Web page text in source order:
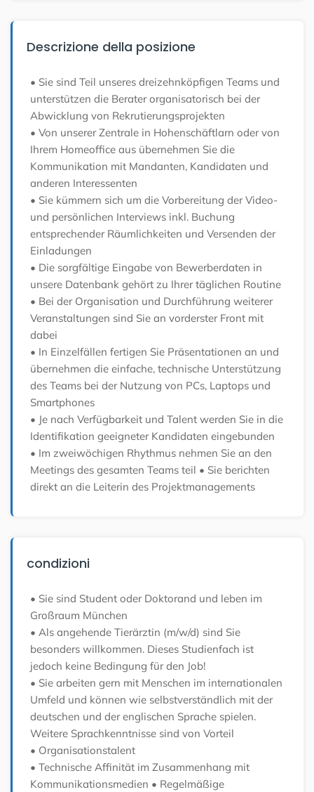
Descrizione della posizione
• Sie sind Teil unseres dreizehnköpfigen Teams und
unterstützen die Berater organisatorisch bei der
Abwicklung von Rekrutierungsprojekten
• Von unserer Zentrale in Hohenschäftlarn oder von
Ihrem Homeoffice aus übernehmen Sie die
Kommunikation mit Mandanten, Kandidaten und
anderen Interessenten
• Sie kümmern sich um die Vorbereitung der Video-
und persönlichen Interviews inkl. Buchung
entsprechender Räumlichkeiten und Versenden der
Einladungen
• Die sorgfältige Eingabe von Bewerberdaten in
unsere Datenbank gehört zu Ihrer täglichen Routine
• Bei der Organisation und Durchführung weiterer
Veranstaltungen sind Sie an vorderster Front mit
dabei
• In Einzelfällen fertigen Sie Präsentationen an und
übernehmen die einfache, technische Unterstützung
des Teams bei der Nutzung von PCs, Laptops und
Smartphones
• Je nach Verfügbarkeit und Talent werden Sie in die
Identifikation geeigneter Kandidaten eingebunden
• Im zweiwöchigen Rhythmus nehmen Sie an den
Meetings des gesamten Teams teil • Sie berichten
direkt an die Leiterin des Projektmanagements
condizioni
• Sie sind Student oder Doktorand und leben im
Großraum München
• Als angehende Tierärztin (m/w/d) sind Sie
besonders willkommen. Dieses Studienfach ist
jedoch keine Bedingung für den Job!
• Sie arbeiten gern mit Menschen im internationalen
Umfeld und können wie selbstverständlich mit der
deutschen und der englischen Sprache spielen.
Weitere Sprachkenntnisse sind von Vorteil
• Organisationstalent
• Technische Affinität im Zusammenhang mit
Kommunikationsmedien • Regelmäßige